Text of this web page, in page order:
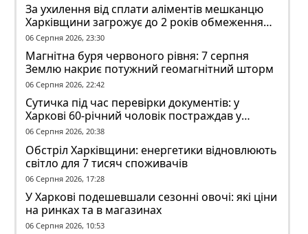
За ухилення від сплати аліментів мешканцю
Харківщини загрожує до 2 років обмеження
волі
06 Серпня 2026, 23:30
Магнітна буря червоного рівня: 7 серпня
Землю накриє потужний геомагнітний шторм
06 Серпня 2026, 22:42
Сутичка під час перевірки документів: у
Харкові 60-річний чоловік постраждав у
конфлікті з ТЦК
06 Серпня 2026, 20:38
Обстріл Харківщини: енергетики відновлюють
світло для 7 тисяч споживачів
06 Серпня 2026, 17:28
У Харкові подешевшали сезонні овочі: які ціни
на ринках та в магазинах
06 Серпня 2026, 10:53